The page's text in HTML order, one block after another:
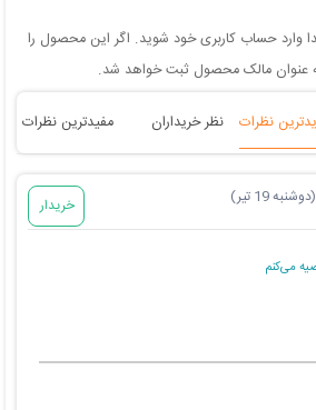
وارد حساب کاربری خود شوید. اگر این محصول را
به عنوان مالک محصول ثبت خواهد شد.
نظرات نظر خریداران مفیدترین نظرات
(دوشنبه 19 تیر) خریدار
می‌کنم